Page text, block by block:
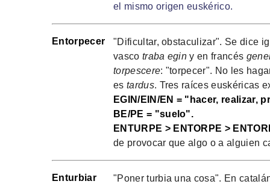
el mismo origen euskérico.
Entorpecer
"Dificultar, obstaculizar". Se dice
vasco traba egin y en francés
torpescere: "torpecer". No les
es tardus. Tres raíces euskéricas
EGIN/EIN/EN = "hacer, realizar,
BE/PE = "suelo".
ENTURPE > ENTORPE >
de provocar que algo o a alguien
Enturbiar
"Poner turbia una cosa". En